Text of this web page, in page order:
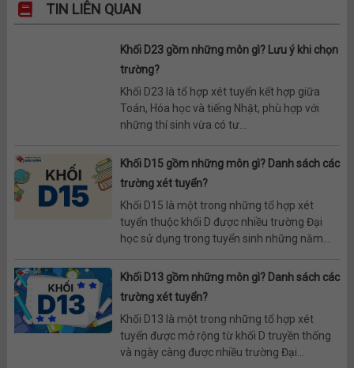
TIN LIÊN QUAN
Khối D23 gồm những môn gì? Lưu ý khi chọn
trường?
Khối D23 là tổ hợp xét tuyển kết hợp giữa
Toán, Hóa học và tiếng Nhật, phù hợp với
những thí sinh vừa có tư...
Khối D15 gồm những môn gì? Danh sách các
trường xét tuyển?
Khối D15 là một trong những tổ hợp xét
tuyển thuộc khối D được nhiều trường Đại
học sử dụng trong tuyển sinh những năm...
Khối D13 gồm những môn gì? Danh sách các
trường xét tuyển?
Khối D13 là một trong những tổ hợp xét
tuyển được mở rộng từ khối D truyền thống
và ngày càng được nhiều trường Đại...